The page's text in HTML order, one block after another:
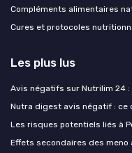
Compléments alimentaires
Cures et protocoles
Les plus lus
Avis négatifs sur Nutrilim 24
Nutra digest avis négatif : ce
Les risques potentiels liés à
Effets secondaires des